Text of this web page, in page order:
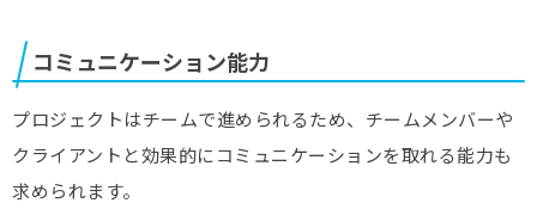
コミュニケーション能力
プロジェクトはチームで進められるため、チームメンバーや
クライアントと効果的にコミュニケーションを取れる能力も
求められます。